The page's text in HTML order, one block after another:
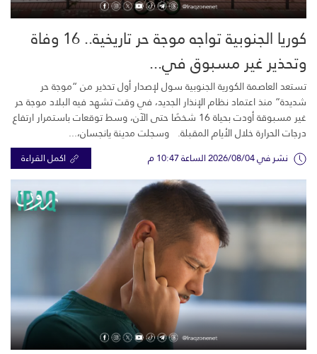
كوريا الجنوبية تواجه موجة حر تاريخية.. 16 وفاة
وتحذير غير مسبوق في...
تستعد العاصمة الكورية الجنوبية سول لإصدار أول تحذير من “موجة حر
شديدة” منذ اعتماد نظام الإنذار الجديد، في وقت تشهد فيه البلاد موجة حر
غير مسبوقة أودت بحياة 16 شخصًا حتى الآن، وسط توقعات باستمرار ارتفاع
درجات الحرارة خلال الأيام المقبلة. وسجلت مدينة يانجسان،...
نشر في 2026/08/04 الساعة 10:47 م اكمل القراءة